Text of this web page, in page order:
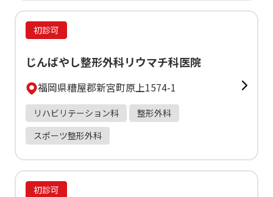
初診可
じんばやし整形外科リウマチ科医院
福岡県糟屋郡新宮町原上1574-1
リハビリテーション科
整形外科
スポーツ整形外科
初診可